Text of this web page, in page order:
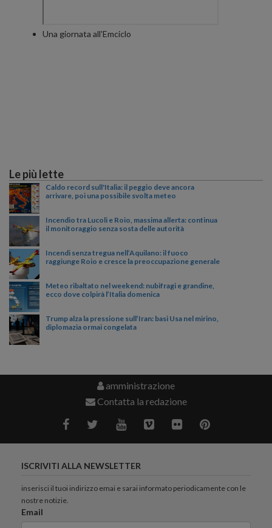
Una giornata all'Emciclo
Le più lette
Caldo record sull'Italia: il peggio deve ancora
arrivare, poi una possibile svolta meteo
Incendio tra Lucoli e Roio, massima allerta: continua
il monitoraggio senza sosta delle autorità
Incendi senza tregua nell’Aquilano: il fuoco
raggiunge Roio e cresce la preoccupazione generale
Meteo ribaltato nel weekend: nubifragi e grandine,
ecco dove colpirà l’Italia domenica
Trump alza la pressione sull’Iran: basi Usa nel mirino,
diplomazia ormai congelata
amministrazione
Contatta la redazione
ISCRIVITI ALLA NEWSLETTER
inserisci il tuoi indirizzo emai e sarai informato periodicamente con le
nostre notizie.
Email